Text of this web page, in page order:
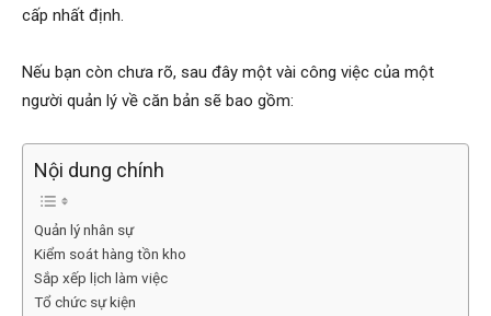
cấp nhất định.
Nếu bạn còn chưa rõ, sau đây một vài công việc của một
người quản lý về căn bản sẽ bao gồm:
Nội dung chính
Quản lý nhân sự
Kiểm soát hàng tồn kho
Sắp xếp lịch làm việc
Tổ chức sự kiện